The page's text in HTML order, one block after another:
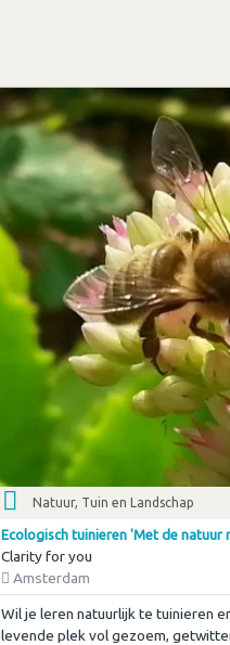
Natuur, Tuin en Landschap
Ecologisch tuinieren 'Met de natuur
Clarity for you
Amsterdam
Wil je leren natuurlijk te tuinieren
levende plek vol gezoem,